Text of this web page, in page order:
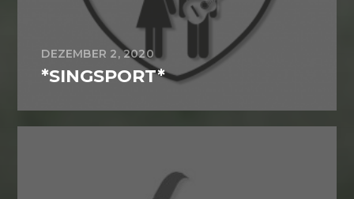
DEZEMBER 2, 2020
*SINGSPORT*